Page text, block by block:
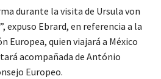
durante la visita de Ursula von
expuso Ebrard, en referencia a la
Europea, quien viajará a México
acompañada de António
Europeo.